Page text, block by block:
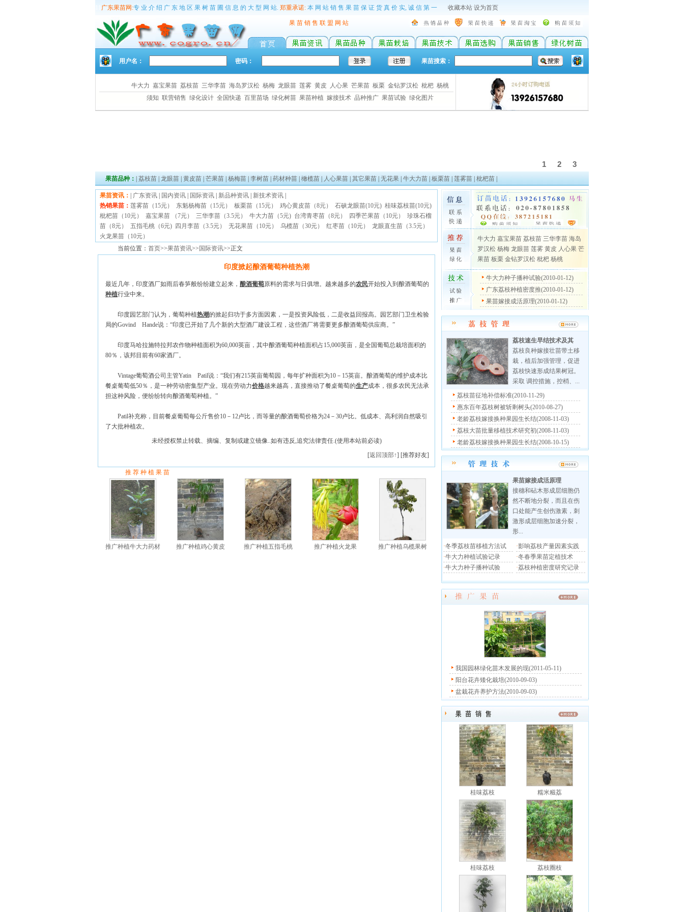
广东果苗网:专 业 介 绍 广 东 地 区 果 树 苗 圃 信 息 的 大 型 网 站. 郑重承诺: 本 网 站 销 售 果 苗 保 证 货 真 价 实, 诚 信 第 一 收藏本站 设为首页
果 苗 销 售 联 盟 网 站
用户名： 密码： 果苗搜索：
牛大力 嘉宝果苗 荔枝苗 三华李苗 海岛罗汉松 杨梅 龙眼苗 莲雾 黄皮 人心果 芒果苗 板栗 金钻罗汉松 枇杷 杨桃
须知 联营销售 绿化设计 全国快递 百里苗场 绿化树苗 果苗种植 嫁接技术 品种推广 果苗试验 绿化图片
果苗品种： 荔枝苗| 龙眼苗| 黄皮苗| 芒果苗| 杨梅苗| 李树苗| 药材种苗| 橄榄苗| 人心果苗| 其它果苗| 无花果| 牛大力苗| 板栗苗| 莲雾苗| 枇杷苗|
果苗资讯： 广东资讯 国内资讯 国际资讯 新品种资讯 新技术资讯
热销果苗： 莲雾苗（15元） 东魁杨梅苗（15元） 板栗苗（15元） 鸡心黄皮苗（8元） 石硖龙眼苗(10元) 桂味荔枝苗(10元)
枇杷苗（10元） 嘉宝果苗 （7元） 三华李苗（3.5元） 牛大力苗（5元) 台湾青枣苗（8元） 四季芒果苗（10元） 珍珠石榴
苗（8元） 五指毛桃（6元) 四月李苗（3.5元） 无花果苗（10元） 乌榄苗（30元） 红枣苗（10元） 龙眼直生苗（3.5元）
火龙果苗（10元）
当前位置： 首页>>果苗资讯>> 国际资讯>>正文
印度掀起酿酒葡萄种植热潮
最近几年，印度酒厂如雨后春笋般纷纷建立起来， 酿酒葡萄原料的需求与日俱增。越来越多的农民开始投入到酿酒葡萄的
种植行业中来。
印度园艺部门认为，葡萄种植热潮的掀起归功于多方面因素，一是投资风险低，二是收益回报高。园艺部门卫生检验
局的Govind Hande说：“印度已开始了几个新的大型酒厂建设工程，这些酒厂将需要更多酿酒葡萄供应商。”
印度马哈拉施特拉邦农作物种植面积为60,000英亩，其中酿酒葡萄种植面积占15,000英亩，是全国葡萄总栽培面积的
80％，该邦目前有60家酒厂。
Vintage葡萄酒公司主管Yatin Patil说：“我们有215英亩葡萄园，每年扩种面积为10－15英亩。酿酒葡萄的维护成本比
餐桌葡萄低50％，是一种劳动密集型产业。现在劳动力价格越来越高，直接推动了餐桌葡萄的生产成本，很多农民无法承
担这种风险，便纷纷转向酿酒葡萄种植。”
Patil补充称，目前餐桌葡萄每公斤售价10－12卢比，而等量的酿酒葡萄价格为24－30卢比。低成本、高利润自然吸引
了大批种植农。
未经授权禁止转载、摘编、复制或建立镜像..如有违反,追究法律责任.(使用本站前必读)
[返回顶部↑] [推荐好友]
推 荐 种 植 果 苗
推广种植牛大力药材 推广种植鸡心黄皮 推广种植五指毛桃 推广种植火龙果 推广种植乌榄果树
牛大力 嘉宝果苗 荔枝苗 三华李苗 海岛
罗汉松 杨梅 龙眼苗 莲雾 黄皮 人心果 芒
果苗 板栗 金钻罗汉松 枇杷 杨桃
牛大力种子播种试验(2010-01-12)
广东荔枝种植密度推(2010-01-12)
果苗嫁接成活原理(2010-01-12)
荔枝速生早结技术及其
荔枝良种嫁接壮苗带土移
栽，植后加强管理，促进
荔枝快速形成结果树冠。
采取 调控措施，控梢、...
荔枝苗征地补偿标准(2010-11-29)
惠东百年荔枝树被斩剩树头(2010-08-27)
老龄荔枝嫁接换种果园生长结(2008-11-03)
荔枝大苗批量移植技术研究初(2008-11-03)
老龄荔枝嫁接换种果园生长结(2008-10-15)
果苗嫁接成活原理
接穗和砧木形成层细胞仍
然不断地分裂，而且在伤
口处能产生创伤激素，刺
激形成层细胞加速分裂，
形...
·冬季荔枝苗移植方法试
·牛大力种植试验记录
·牛大力种子播种试验
·影响荔枝产量因素实践
·冬春季果苗定植技术
·荔枝种植密度研究记录
我国园林绿化苗木发展的现(2011-05-11)
阳台花卉矮化栽培(2010-09-03)
盆栽花卉养护方法(2010-09-03)
桂味荔枝 糯米糍荔
桂味荔枝 荔枝圈枝